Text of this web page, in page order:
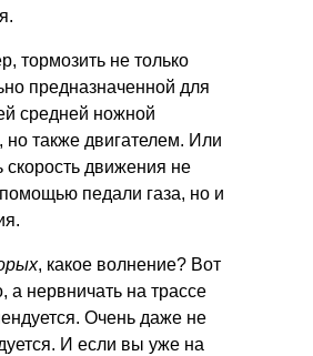
тормозить не только
предназначенной для
средней ножной
но также двигателем. Или
скорость движения не
педали газа, но и
, какое волнение? Вот
а нервничать на трассе
Очень даже не
И если вы уже на